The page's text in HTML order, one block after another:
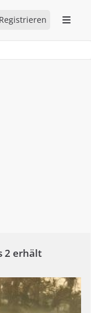
Registrieren
2 erhält